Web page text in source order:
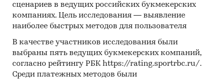
сценариев в ведущих российских букмекерских
компаниях. Цель исследования — выявление
наиболее быстрых методов для пользователя
В качестве участников исследования были
выбраны пять ведущих букмекерских компаний,
согласно рейтингу РБК https://rating.sportrbc.ru/.
Среди платежных методов были